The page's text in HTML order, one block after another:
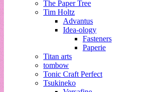
The Paper Tree
Tim Holtz
Advantus
Idea-ology
Fasteners
Paperie
Titan arts
tombow
Tonic Craft Perfect
Tsukineko